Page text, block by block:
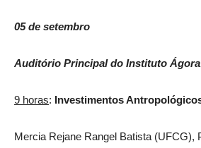
05 de setembro
Auditório Principal do Instituto
9 horas: Investimentos
Mercia Rejane Rangel Batista (UFCG),